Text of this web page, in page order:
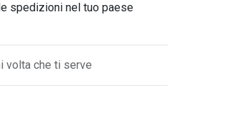
spedizioni nel tuo paese
volta che ti serve